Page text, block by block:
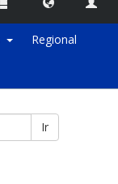
Regional
Ir